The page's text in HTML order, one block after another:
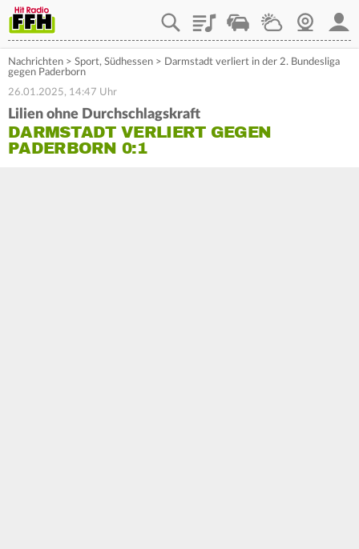
PlaylistStaupilotWetterWebcam
Nachrichten > Sport, Südhessen > Darmstadt verliert in der 2. Bundesliga
gegen Paderborn
26.01.2025, 14:47 Uhr
Lilien ohne Durchschlagskraft
DARMSTADT VERLIERT GEGEN
PADERBORN 0:1